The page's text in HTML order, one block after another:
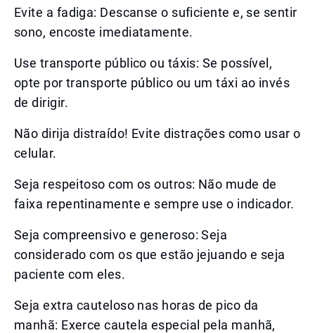
Evite a fadiga: Descanse o suficiente e, se sentir
sono, encoste imediatamente.
Use transporte público ou táxis: Se possível,
opte por transporte público ou um táxi ao invés
de dirigir.
Não dirija distraído! Evite distrações como usar o
celular.
Seja respeitoso com os outros: Não mude de
faixa repentinamente e sempre use o indicador.
Seja compreensivo e generoso: Seja
considerado com os que estão jejuando e seja
paciente com eles.
Seja extra cauteloso nas horas de pico da
manhã: Exerce cautela especial pela manhã,